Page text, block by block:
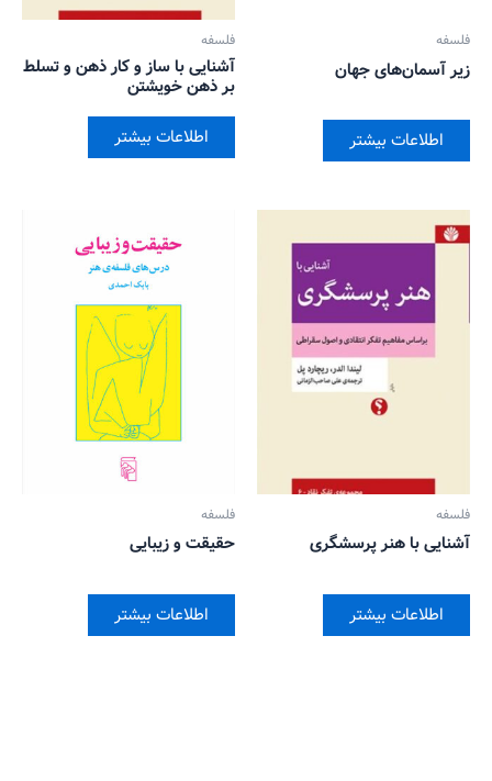
فلسفه
زیر آسمان‌های جهان
اطلاعات بیشتر
فلسفه
آشنایی با ساز و کار ذهن و تسلط
بر ذهن خویشتن
اطلاعات بیشتر
فلسفه
آشنایی با هنر پرسشگری
اطلاعات بیشتر
فلسفه
حقیقت و زیبایی
اطلاعات بیشتر